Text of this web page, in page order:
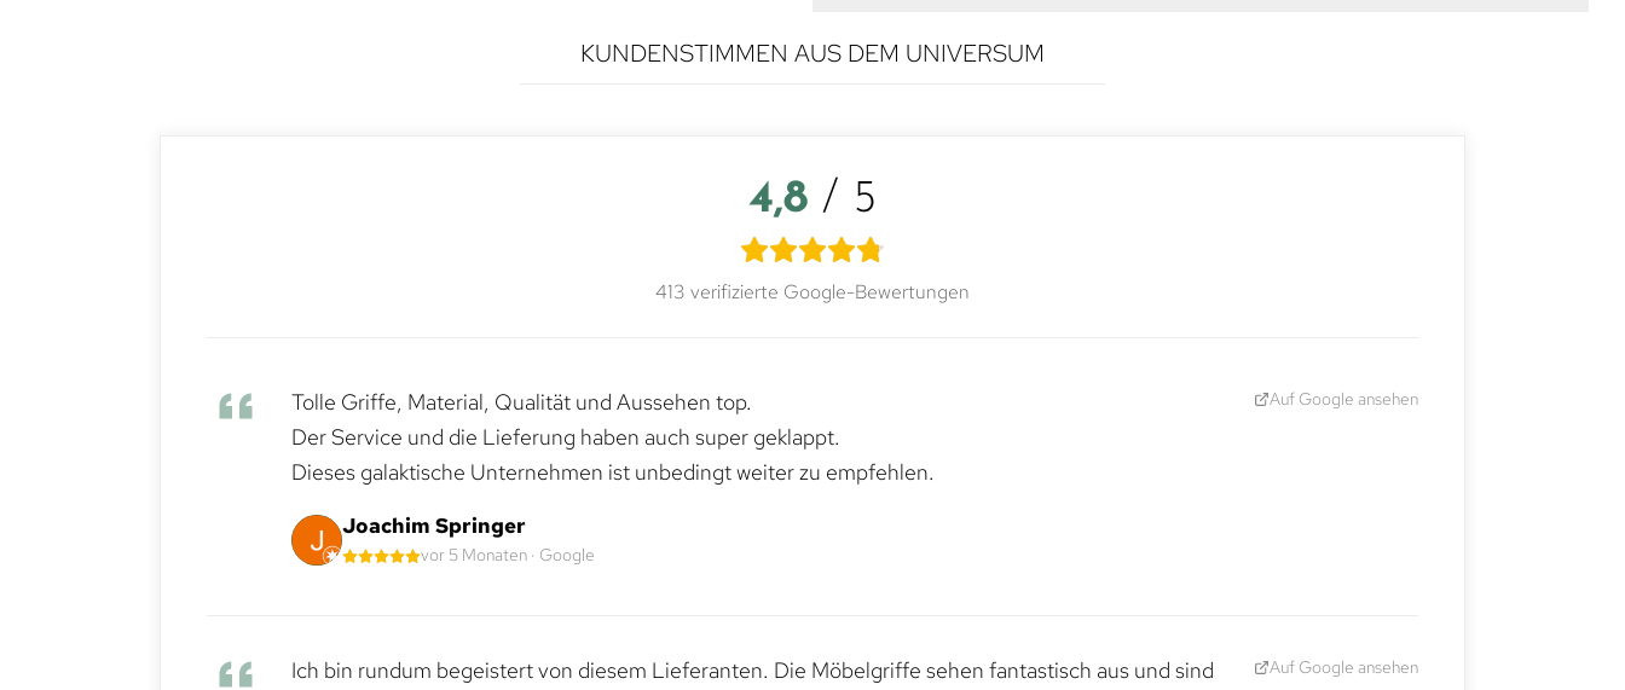
KUNDENSTIMMEN AUS DEM UNIVERSUM
4,8 / 5
413 verifizierte Google-Bewertungen
Tolle Griffe, Material, Qualität und Aussehen top.
Der Service und die Lieferung haben auch super geklappt.
Dieses galaktische Unternehmen ist unbedingt weiter zu empfehlen.
Joachim Springer
vor 5 Monaten · Google
Auf Google ansehen
Ich bin rundum begeistert von diesem Lieferanten. Die Möbelgriffe sehen fantastisch aus und sind
Auf Google ansehen